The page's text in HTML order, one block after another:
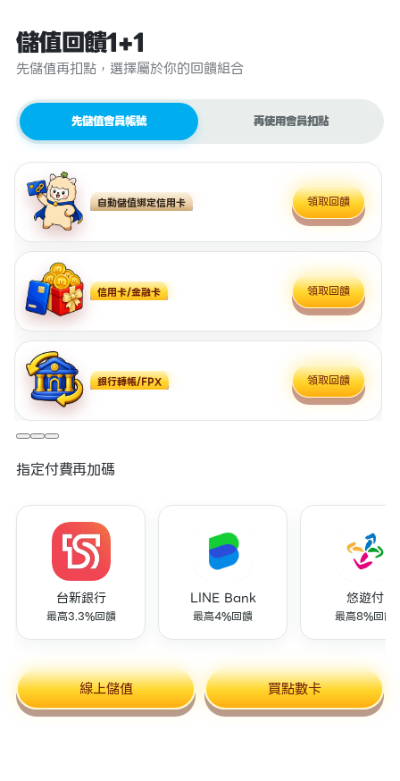
儲值回饋1+1
先儲值再扣點，選擇屬於你的回饋組合
先儲值會員帳號 再使用會員扣點
自動儲值綁定信用卡 領取回饋
信用卡/金融卡 領取回饋
銀行轉帳/FPX 領取回饋
指定付費再加碼
台新銀行
最高3.3%回饋
LINE Bank
最高4%回饋
悠遊付
最高8%回饋
線上儲值 買點數卡